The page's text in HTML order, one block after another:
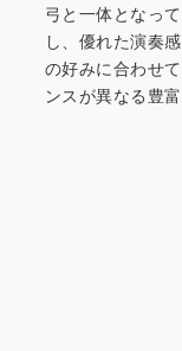
弓と一体となっ
し、優れた演奏
の好みに合わせ
ンスが異なる豊